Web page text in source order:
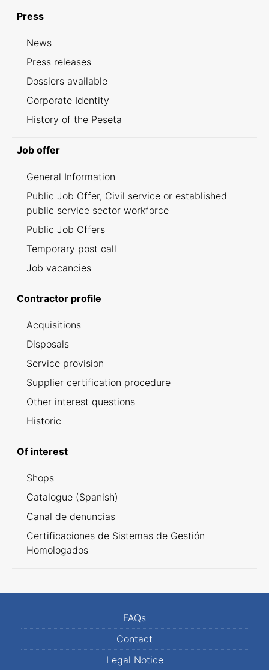
Press
News
Press releases
Dossiers available
Corporate Identity
History of the Peseta
Job offer
General Information
Public Job Offer, Civil service or established
public service sector workforce
Public Job Offers
Temporary post call
Job vacancies
Contractor profile
Acquisitions
Disposals
Service provision
Supplier certification procedure
Other interest questions
Historic
Of interest
Shops
Catalogue (Spanish)
Canal de denuncias
Certificaciones de Sistemas de Gestión
Homologados
FAQs
Contact
Legal Notice